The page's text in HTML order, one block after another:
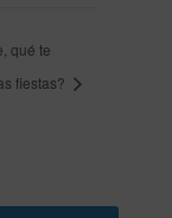
qué te
fiestas?